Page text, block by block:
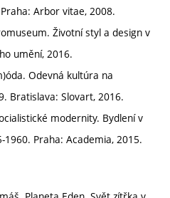
Arbor vitae, 2008.
Životní styl a design v
umění, 2016.
Odevná kultúra na
Bratislava: Slovart, 2016.
modernity. Bydlení v
Praha: Academia, 2015.